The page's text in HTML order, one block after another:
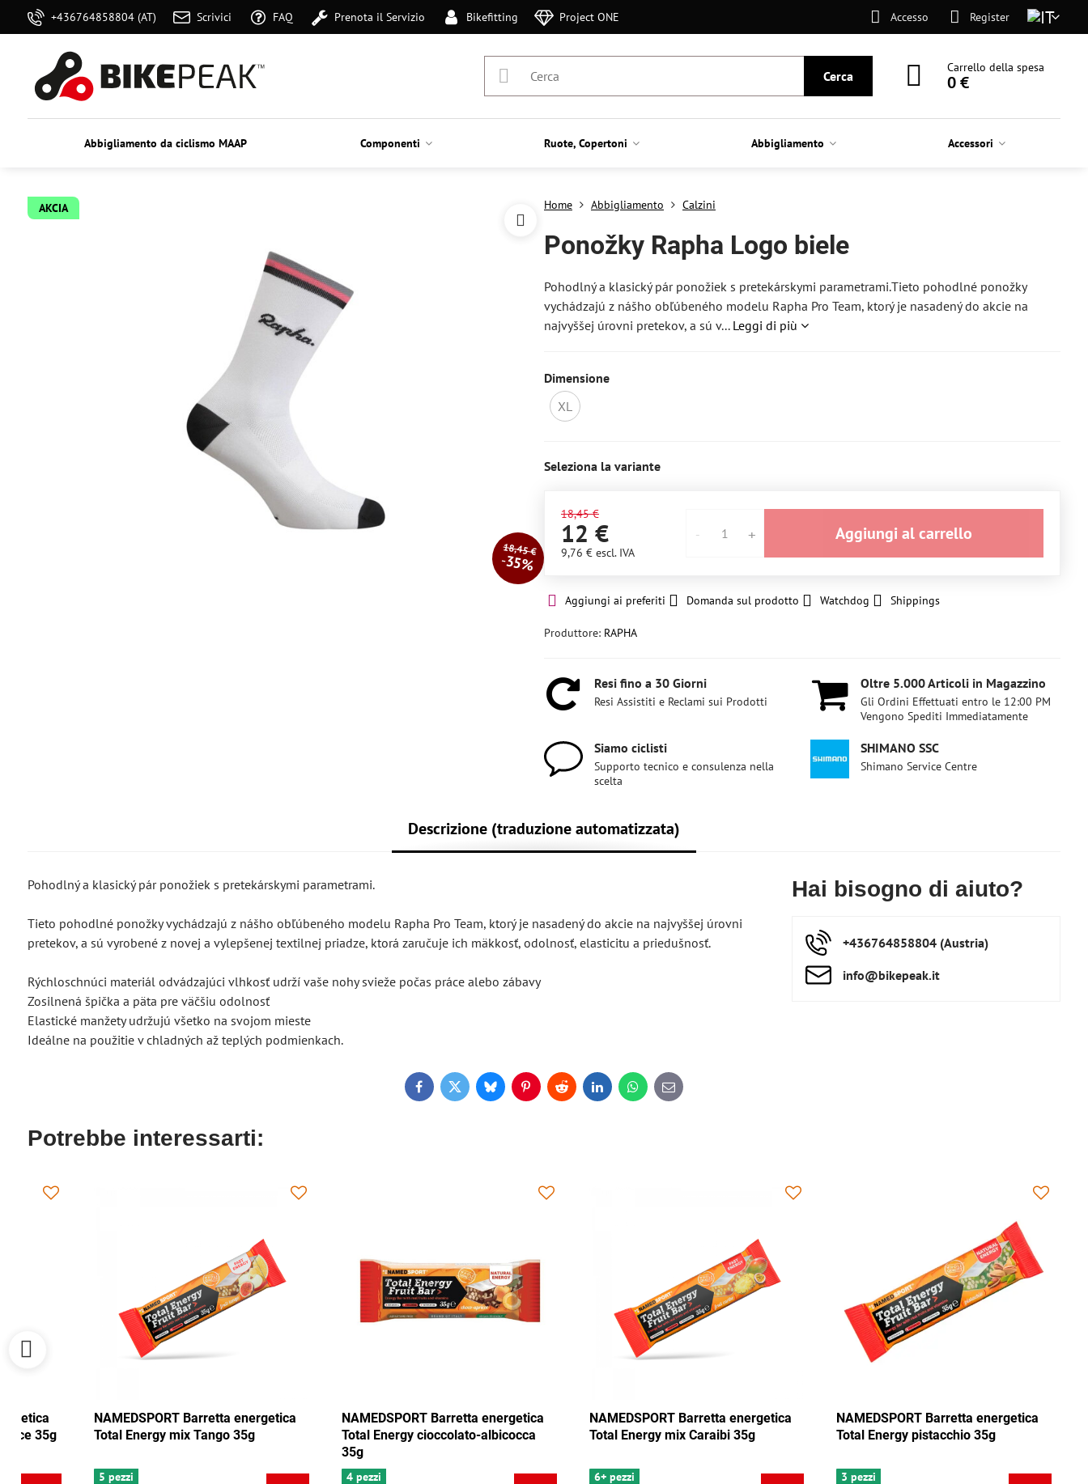
+436764858804 (AT) Scrivici FAQ Prenota il Servizio Bikefitting Project ONE Accesso Register
Cerca
Carrello della spesa
0 €
Abbigliamento da ciclismo MAAP Componenti Ruote, Copertoni Abbigliamento Accessori
AKCIA
18,45 €
35%
Home Abbigliamento Calzini
Ponožky Rapha Logo biele
Pohodlný a klasický pár ponožiek s pretekárskymi parametrami.Tieto pohodlné ponožky
vychádzajú z nášho obľúbeného modelu Rapha Pro Team, ktorý je nasadený do akcie na
najvyššej úrovni pretekov, a sú v... Leggi di più
Dimensione
XL
Seleziona la variante
18,45 €
12 €
9,76 € escl. IVA
Aggiungi al carrello
Aggiungi ai preferiti Domanda sul prodotto Watchdog Shippings
Produttore: RAPHA
Resi fino a 30 Giorni
Resi Assistiti e Reclami sui Prodotti
Oltre 5​.000 Articoli in Magazzino
Gli Ordini Effettuati entro le 12:00 PM
Vengono Spediti Immediatamente
Siamo ciclisti
Supporto tecnico e consulenza nella
scelta
SHIMANO SSC
Shimano Service Centre
Descrizione (traduzione automatizzata)
Pohodlný a klasický pár ponožiek s pretekárskymi parametrami.
Tieto pohodlné ponožky vychádzajú z nášho obľúbeného modelu Rapha Pro Team, ktorý je nasadený do akcie na najvyššej úrovni
pretekov, a sú vyrobené z novej a vylepšenej textilnej priadze, ktorá zaručuje ich mäkkosť, odolnosť, elasticitu a priedušnosť.
Rýchloschnúci materiál odvádzajúci vlhkosť udrží vaše nohy svieže počas práce alebo zábavy
Zosilnená špička a päta pre väčšiu odolnosť
Elastické manžety udržujú všetko na svojom mieste
Ideálne na použitie v chladných až teplých podmienkach.
Hai bisogno di aiuto?
+436764858804 (Austria)
info​@bikepeak​.it
FacebookTwitterBlueskyPinterestRedditLinkedInWhatsApp
E-
mail
Potrebbe interessarti:
NAMEDSPORT Barretta energetica
Total Energy mirtillo rosso-noce 35g
6+ pezzi
NAMEDSPORT Barretta energetica
Total Energy mix Tango 35g
5 pezzi
NAMEDSPORT Barretta energetica
Total Energy cioccolato-albicocca
4 pezzi
NAMEDSPORT Barretta energetica
Total Energy mix Caraibi 35g
6+ pezzi 3 pezzi